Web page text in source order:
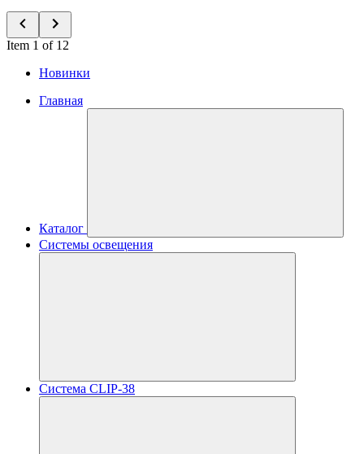
Item 1 of 12
Новинки
Главная
Каталог
Системы освещения
Система CLIP-38